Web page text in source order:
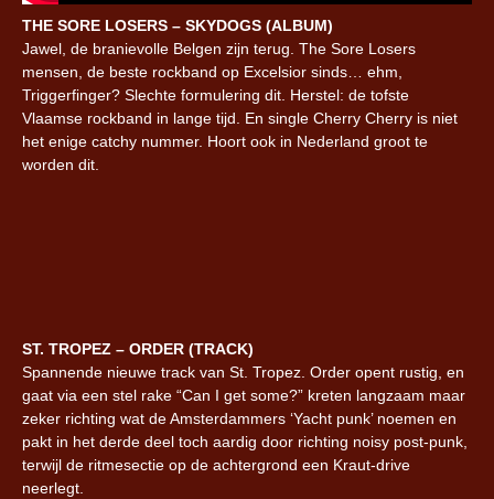
THE SORE LOSERS – SKYDOGS (ALBUM)
Jawel, de branievolle Belgen zijn terug. The Sore Losers
mensen, de beste rockband op Excelsior sinds… ehm,
Triggerfinger? Slechte formulering dit. Herstel: de tofste
Vlaamse rockband in lange tijd. En single Cherry Cherry is niet
het enige catchy nummer. Hoort ook in Nederland groot te
worden dit.
ST. TROPEZ – ORDER (TRACK)
Spannende nieuwe track van St. Tropez. Order opent rustig, en
gaat via een stel rake “Can I get some?” kreten langzaam maar
zeker richting wat de Amsterdammers ‘Yacht punk’ noemen en
pakt in het derde deel toch aardig door richting noisy post-punk,
terwijl de ritmesectie op de achtergrond een Kraut-drive
neerlegt.